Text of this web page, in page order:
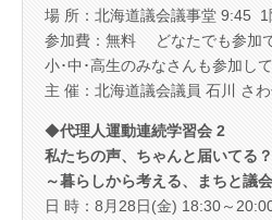
場 所：北海道議会議事堂 9:45 1
参加費：無料 どなたでも参加
小･中･高生のみなさんも参加して
主 催：北海道議会議員 石川 さ
◆代理人運動連続学習会 2
私たちの声、ちゃんと届いてる？
～暮らしから考える、まちと議
日 時：8月28日(金) 18:30～